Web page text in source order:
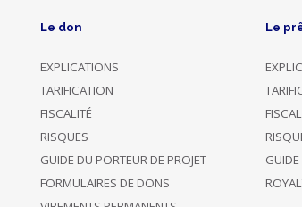
Le don
EXPLICATIONS
TARIFICATION
FISCALITÉ
RISQUES
GUIDE DU PORTEUR DE PROJET
FORMULAIRES DE DONS
Le